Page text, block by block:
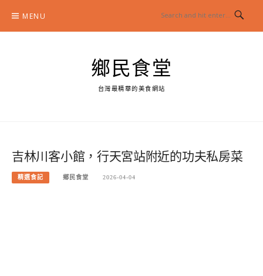
content
MENU
鄉民食堂
台灣最精華的美食網站
吉林川客小館，行天宮站附近的功夫私房菜
精選食記 鄉民食堂 2026-04-04